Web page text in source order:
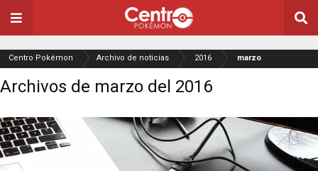
Centro Pokémon Archivo de noticias 2016 marzo
Archivos de marzo del 2016